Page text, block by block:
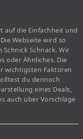
auf die Einfachheit und
Webseite wird so
Schnack. Wir
oder Ähnliches. Die
wichtigsten Faktoren
du dennoch
eines Deals,
auch über Vorschläge